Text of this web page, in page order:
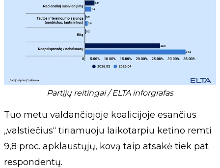
Partijų reitingai / ELTA inforgrafas
Tuo metu valdančiojoje koalicijoje esančius
„valstiečius“ tiriamuoju laikotarpiu ketino remti
9,8 proc. apklaustųjų, kovą taip atsakė tiek pat
respondentų.